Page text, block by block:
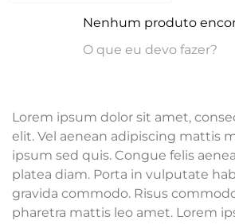
Nenhum produto
O que eu devo fazer?
Lorem ipsum dolor sit amet,
elit. Vel aenean adipiscing mattis
ipsum sed quis. Congue felis
platea diam. Porta in vulputate
gravida commodo. Risus
pharetra mattis leo amet. Lorem